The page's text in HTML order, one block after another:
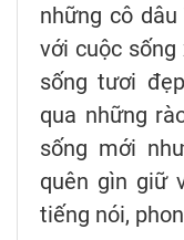
những cô
với cuộc
sống tươi
qua những
sống mới
quên gìn giữ
tiếng nói,